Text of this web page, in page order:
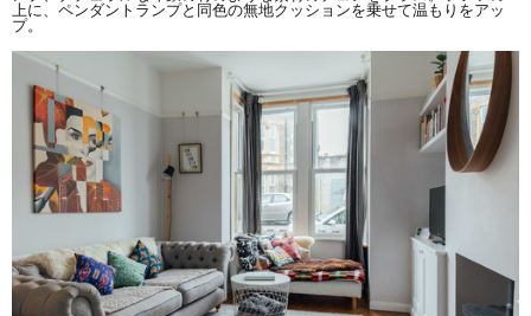
上に、ペンダントランプと同色の無地クッションを乗せて温もりをアッ
プ。